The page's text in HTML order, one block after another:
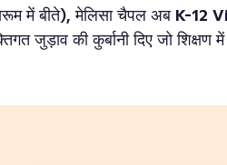
में बीते), मेलिसा चैपल अब K-12
जुड़ाव की कुर्बानी दिए जो